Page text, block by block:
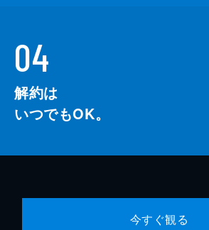
04
解約は
いつでもOK。
今すぐ観る